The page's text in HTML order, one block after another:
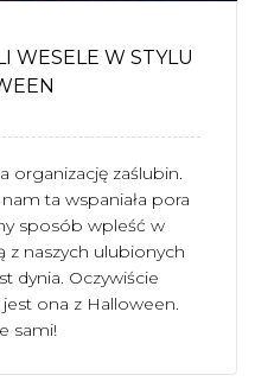
WESELE W STYLU
organizację zaślubin.
ta wspaniała pora
sposób wpleść w
z naszych ulubionych
dynia. Oczywiście
ona z Halloween.
sami!